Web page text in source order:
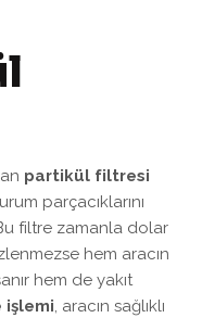
partikül filtresi
parçacıklarını
filtre zamanla dolar
hem aracın
hem de yakıt
işlemi, aracın sağlıklı